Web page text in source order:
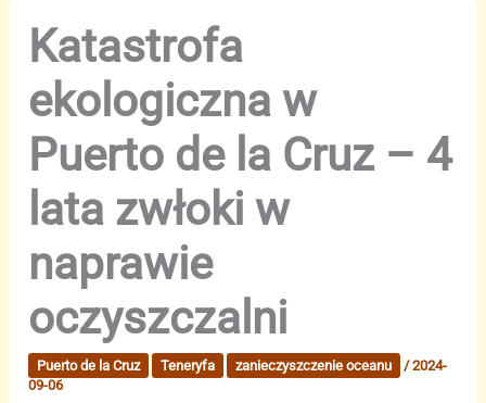
Katastrofa
ekologiczna w
Puerto de la Cruz – 4
lata zwłoki w
naprawie
oczyszczalni
Puerto de la Cruz Teneryfa zanieczyszczenie oceanu /2024-
09-06